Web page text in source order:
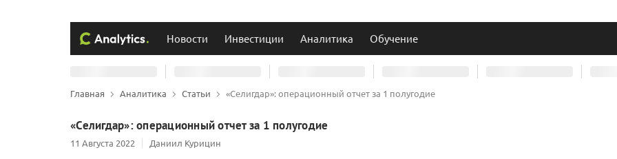
Новости Инвестиции Аналитика Обучение
Главная Аналитика Статьи «Селигдар»: операционный отчет за 1 полугодие
«Селигдар»: операционный отчет за 1 полугодие
11 Августа 2022 Даниил Курицин